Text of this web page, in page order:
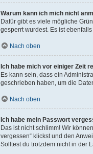
Warum kann ich mich nicht
Dafür gibt es viele mögliche
gesperrt wurdest. Es ist
Nach oben
Ich habe mich vor einiger Zeit
Es kann sein, dass ein
geschrieben haben, um die
Nach oben
Ich habe mein Passwort
Das ist nicht schlimm! Wir
vergessen“ klickst und den
Solltest du trotzdem nicht in der